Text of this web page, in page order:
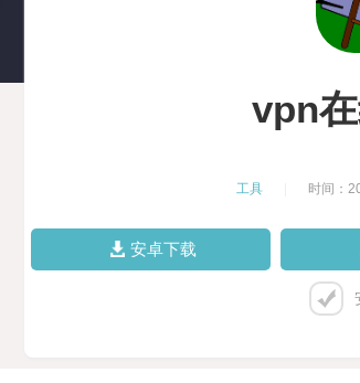
vpn
工具 时间：
安卓下载